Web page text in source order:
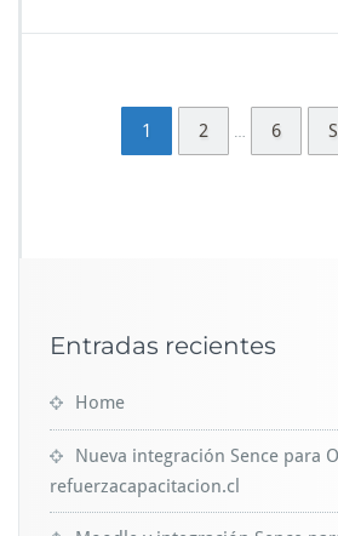
1 2 … 6
Entradas recientes
Home
Nueva integración Sence para
refuerzacapacitacion.cl